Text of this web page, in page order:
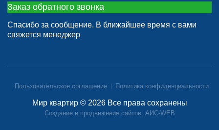
Заказ обратного звонка
Спасибо за сообщение. В ближайшее время с вами
свяжется менеджер
Пользовательское соглашение Политика конфиденциальности
Мир квартир © 2026 Все права сохранены
Создание и продвижение сайтов: АИС-WEB